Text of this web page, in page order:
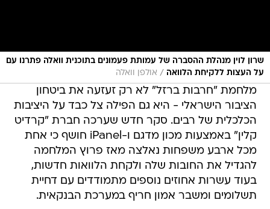
שרון לוין מנהלת ההסברה של עמותת פעמונים בתוכנית וואלה פתרנו עם
על העצות ללקיחת הלוואה / אולפן וואלה
מלחמת "חרבות ברזל" לא רק זעזעה את ביטחון
הציבור הישראלי - היא גם הפילה צל כבד על היציבות
הכלכלית של רבים. סקר חדש שערכה חברת "קרדיט
קלין" באמצעות מכון מדגם ו-iPanel חושף כי אחת
מכל ארבע משפחות נאלצה מאז פרוץ המלחמה
להגדיל את החובות שלה ולקחת הלוואות חדשות,
בעוד עשרות אחוזים נוספים מתמודדים עם דחיית
תשלומים ומשבר אמון חריף במערכת הבנקאית.